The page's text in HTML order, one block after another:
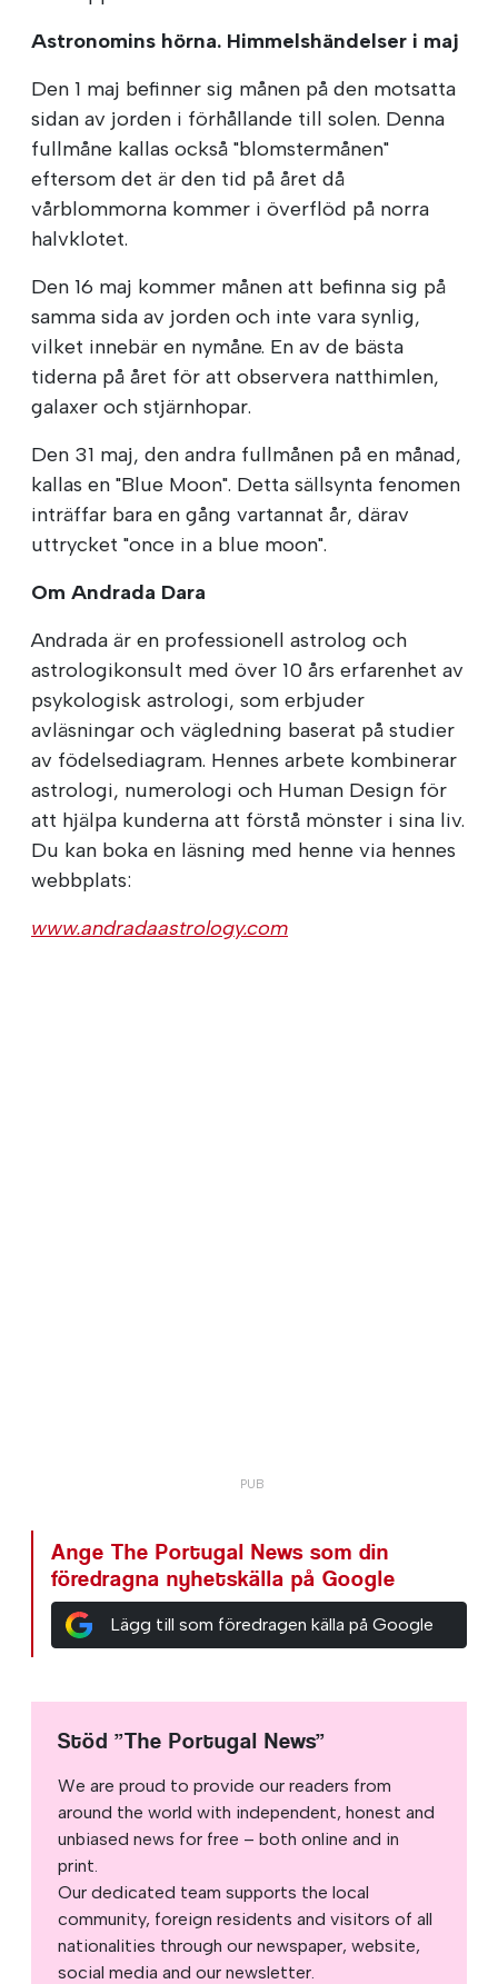
Astronomins hörna. Himmelshändelser i maj
Den 1 maj befinner sig månen på den motsatta
sidan av jorden i förhållande till solen. Denna
fullmåne kallas också "blomstermånen"
eftersom det är den tid på året då
vårblommorna kommer i överflöd på norra
halvklotet.
Den 16 maj kommer månen att befinna sig på
samma sida av jorden och inte vara synlig,
vilket innebär en nymåne. En av de bästa
tiderna på året för att observera natthimlen,
galaxer och stjärnhopar.
Den 31 maj, den andra fullmånen på en månad,
kallas en "Blue Moon". Detta sällsynta fenomen
inträffar bara en gång vartannat år, därav
uttrycket "once in a blue moon".
Om Andrada Dara
Andrada är en professionell astrolog och
astrologikonsult med över 10 års erfarenhet av
psykologisk astrologi, som erbjuder
avläsningar och vägledning baserat på studier
av födelsediagram. Hennes arbete kombinerar
astrologi, numerologi och Human Design för
att hjälpa kunderna att förstå mönster i sina liv.
Du kan boka en läsning med henne via hennes
webbplats:
www.andradaastrology.com
Ange The Portugal News som din
föredragna nyhetskälla på Google
Lägg till som föredragen källa på Google
Stöd ”The Portugal News”
We are proud to provide our readers from
around the world with independent, honest and
unbiased news for free – both online and in
print.
Our dedicated team supports the local
community, foreign residents and visitors of all
nationalities through our newspaper, website,
social media and our newsletter.